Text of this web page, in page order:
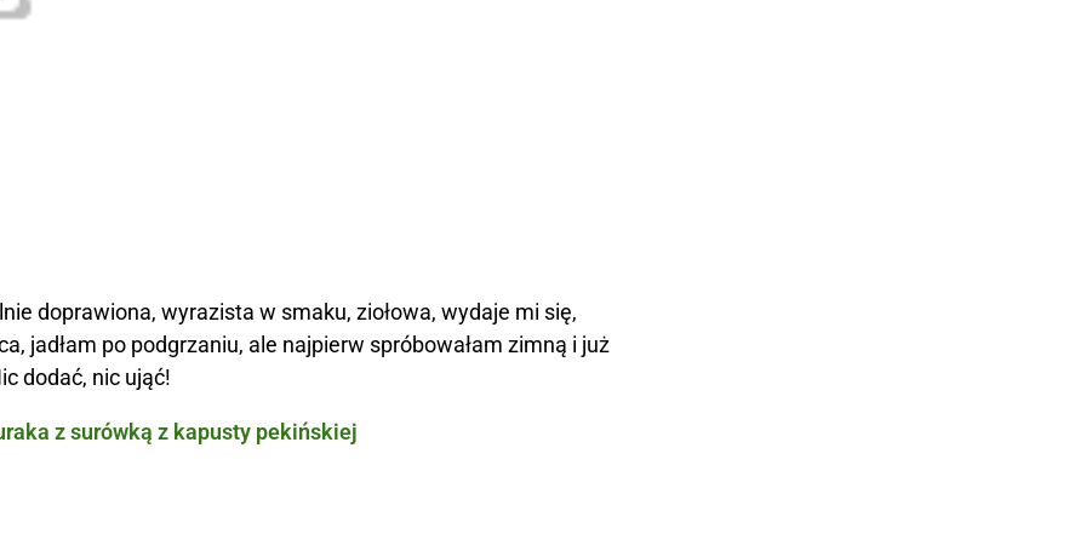
doprawiona, wyrazista w smaku, ziołowa, wydaje mi się,
jadłam po podgrzaniu, ale najpierw spróbowałam zimną i już
dodać, nic ująć!
z surówką z kapusty pekińskiej